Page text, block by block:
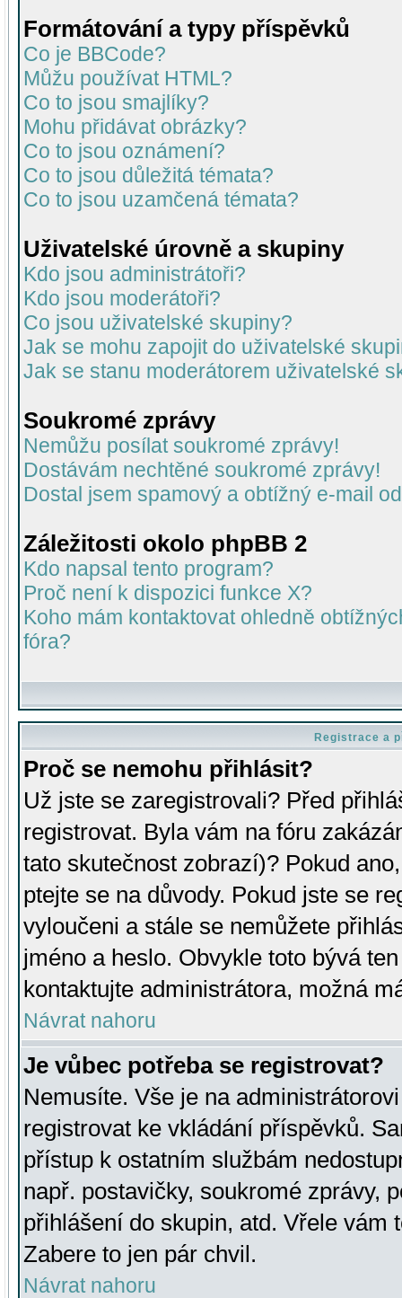
Formátování a typy příspěvků
Co je BBCode?
Můžu používat HTML?
Co to jsou smajlíky?
Mohu přidávat obrázky?
Co to jsou oznámení?
Co to jsou důležitá témata?
Co to jsou uzamčená témata?
Uživatelské úrovně a skupiny
Kdo jsou administrátoři?
Kdo jsou moderátoři?
Co jsou uživatelské skupiny?
Jak se mohu zapojit do uživatelské
Jak se stanu moderátorem uživatelské
Soukromé zprávy
Nemůžu posílat soukromé zprávy!
Dostávám nechtěné soukromé zprávy!
Dostal jsem spamový a obtížný e-mail
Záležitosti okolo phpBB 2
Kdo napsal tento program?
Proč není k dispozici funkce X?
Koho mám kontaktovat ohledně
fóra?
Registrace a
Proč se nemohu přihlásit?
Už jste se zaregistrovali? Před
registrovat. Byla vám na fóru
tato skutečnost zobrazí)? Pokud
ptejte se na důvody. Pokud jste se
vyloučeni a stále se nemůžete
jméno a heslo. Obvykle toto bývá
kontaktujte administrátora, možná
Návrat nahoru
Je vůbec potřeba se registrovat?
Nemusíte. Vše je na
registrovat ke vkládání příspěvků.
přístup k ostatním službám
např. postavičky, soukromé zprávy,
přihlášení do skupin, atd. Vřele vám
Zabere to jen pár chvil.
Návrat nahoru